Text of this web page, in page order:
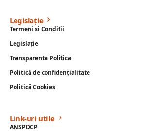
Legislație
Termeni si Conditii
Legislație
Transparenta Politica
Politică de confidențialitate
Politică Cookies
Link-uri utile
ANSPDCP